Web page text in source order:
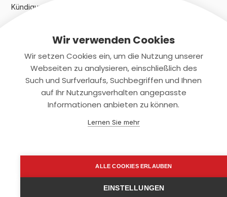
Kündigungsindex 2024
Rechtliches
Datenschutz
support@smartkuendigen.de
Wir verwenden Cookies
Wir setzen Cookies ein, um die Nutzung unserer
Webseiten zu analysieren, einschließlich des
Such und Surfverlaufs, Suchbegriffen und Ihnen
auf Ihr Nutzungsverhalten angepasste
Informationen anbieten zu können.
Lernen Sie mehr
ALLE COOKIES ERLAUBEN
EINSTELLUNGEN